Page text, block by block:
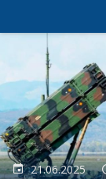
основному
содержанию
21.06.2025